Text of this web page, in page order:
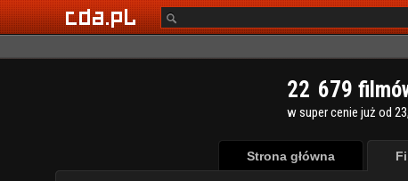
22 679
w super cenie już od
Strona główna